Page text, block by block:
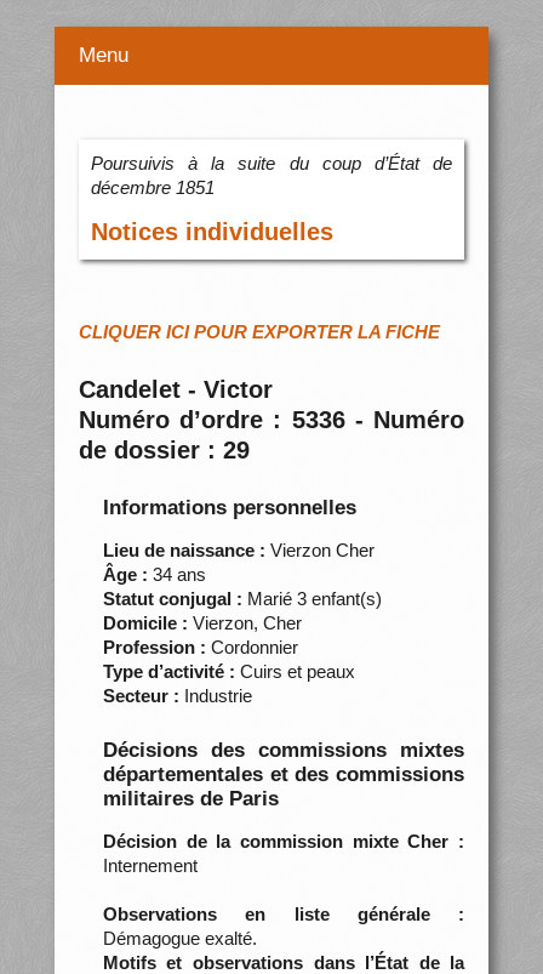
Menu
Poursuivis à la suite du coup d’État de
décembre 1851
Notices individuelles
CLIQUER ICI POUR EXPORTER LA FICHE
Candelet - Victor
Numéro d’ordre : 5336 - Numéro
de dossier : 29
Informations personnelles
Lieu de naissance : Vierzon Cher
Âge : 34 ans
Statut conjugal : Marié 3 enfant(s)
Domicile : Vierzon, Cher
Profession : Cordonnier
Type d’activité : Cuirs et peaux
Secteur : Industrie
Décisions des commissions mixtes
départementales et des commissions
militaires de Paris
Décision de la commission mixte Cher :
Internement
Observations en liste générale :
Démagogue exalté.
Motifs et observations dans l’État de la